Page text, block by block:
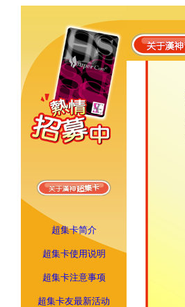
超集卡简介
超集卡使用说明
超集卡注意事项
超集卡友最新活动